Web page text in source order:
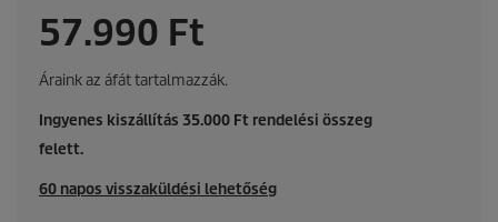
C
u
r
r
57.990 Ft
Áraink az áfát tartalmazzák.
Ingyenes kiszállítás 35.000 Ft rendelési összeg
felett.
60 napos visszaküldési lehetőség